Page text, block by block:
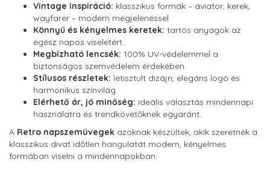
Vintage inspiráció: klasszikus formák – aviator, kerek,
wayfarer – modern megjelenéssel.
Könnyű és kényelmes keretek: tartós anyagok az
egész napos viseletért.
Megbízható lencsék: 100% UV-védelemmel a
biztonságos szemvédelem érdekében.
Stílusos részletek: letisztult dizájn, elegáns logó és
harmonikus színvilág.
Elérhető ár, jó minőség: ideális választás mindennapi
használatra és trendkövetőknek egyaránt.
A Retro napszemüvegek azoknak készültek, akik szeretnék a
klasszikus divat időtlen hangulatát modern, kényelmes
formában viselni a mindennapokban.